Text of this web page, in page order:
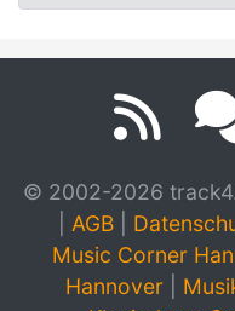
© 2002-2026
AGB
Music Corner
Hannover